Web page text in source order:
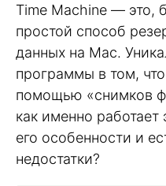
Time Machine — это,
простой способ
данных на Mac.
программы в том,
помощью «снимков
как именно работает
его особенности и
недостатки?